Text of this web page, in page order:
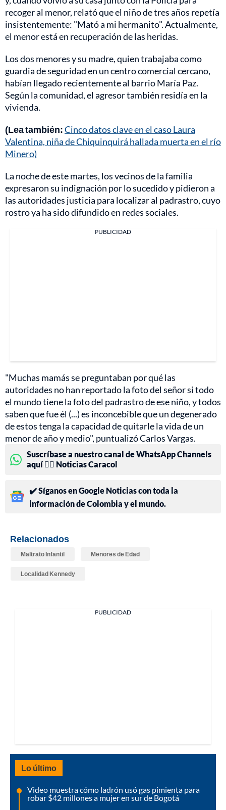
recoger al menor, relató que el niño de tres años repetía
insistentemente: "Mató a mi hermanito". Actualmente,
el menor está en recuperación de las heridas.
Los dos menores y su madre, quien trabajaba como
guardia de seguridad en un centro comercial cercano,
habían llegado recientemente al barrio María Paz.
Según la comunidad, el agresor también residía en la
vivienda.
(Lea también:Cinco datos clave en el caso Laura
Valentina, niña de Chiquinquirá hallada muerta en el río
Minero)
La noche de este martes, los vecinos de la familia
expresaron su indignación por lo sucedido y pidieron a
las autoridades justicia para localizar al padrastro, cuyo
rostro ya ha sido difundido en redes sociales.
PUBLICIDAD
"Muchas mamás se preguntaban por qué las
autoridades no han reportado la foto del señor si todo
el mundo tiene la foto del padrastro de ese niño, y todos
saben que fue él (...) es inconcebible que un degenerado
de estos tenga la capacidad de quitarle la vida de un
menor de año y medio", puntualizó Carlos Vargas.
Suscríbase a nuestro canal de WhatsApp Channels
aquí 👉🏻 Noticias Caracol
✔️ Síganos en Google Noticias con toda la
información de Colombia y el mundo.
Relacionados
Maltrato Infantil Menores de Edad
Localidad Kennedy
PUBLICIDAD
Lo último
Video muestra cómo ladrón usó gas pimienta para
robar $42 millones a mujer en sur de Bogotá